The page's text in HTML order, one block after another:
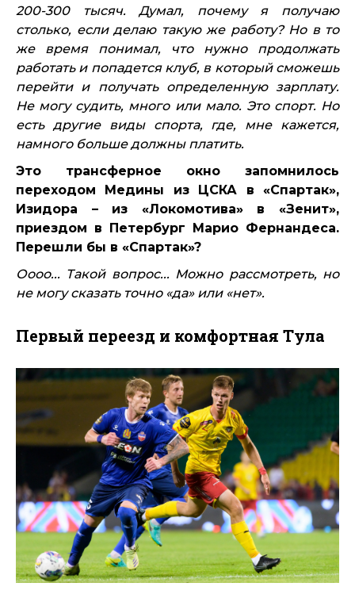
200-300 тысяч. Думал, почему я получаю
столько, если делаю такую же работу? Но в то
же время понимал, что нужно продолжать
работать и попадется клуб, в который сможешь
перейти и получать определенную зарплату.
Не могу судить, много или мало. Это спорт. Но
есть другие виды спорта, где, мне кажется,
намного больше должны платить.
Это трансферное окно запомнилось
переходом Медины из ЦСКА в «Спартак»,
Изидора – из «Локомотива» в «Зенит»,
приездом в Петербург Марио Фернандеса.
Перешли бы в «Спартак»?
Оооо... Такой вопрос... Можно рассмотреть, но
не могу сказать точно «да» или «нет».
Первый переезд и комфортная Тула